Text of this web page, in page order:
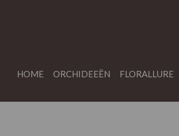
HOME ORCHIDEEËN FLORALLURE